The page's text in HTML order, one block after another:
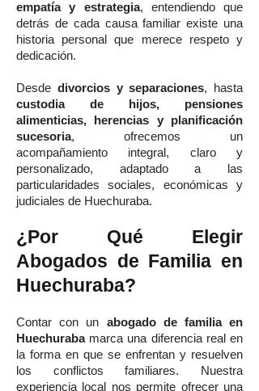
empatía y estrategia, entendiendo que
detrás de cada causa familiar existe una
historia personal que merece respeto y
dedicación.
Desde divorcios y separaciones, hasta
custodia de hijos, pensiones
alimenticias, herencias y planificación
sucesoria, ofrecemos un
acompañamiento integral, claro y
personalizado, adaptado a las
particularidades sociales, económicas y
judiciales de Huechuraba.
¿Por Qué Elegir
Abogados de Familia en
Huechuraba?
Contar con un abogado de familia en
Huechurabamarca una diferencia real en
la forma en que se enfrentan y resuelven
los conflictos familiares. Nuestra
experiencia local nos permite ofrecer una